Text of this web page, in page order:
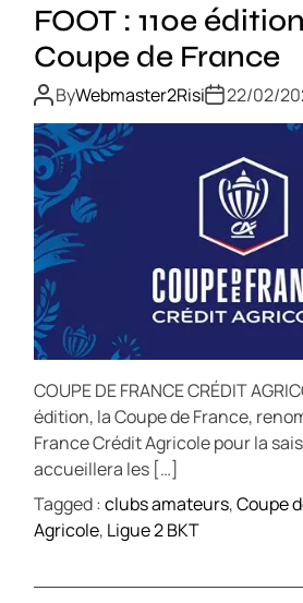
FOOT : 110e
Coupe de France
ByWebmaster2Risi 22/02/
COUPE DE FRANCE CRÉDIT
édition, la Coupe de France,
France Crédit Agricole pour la
accueillera les […]
Tagged :clubs amateurs,Coupe
Agricole, Ligue 2 BKT